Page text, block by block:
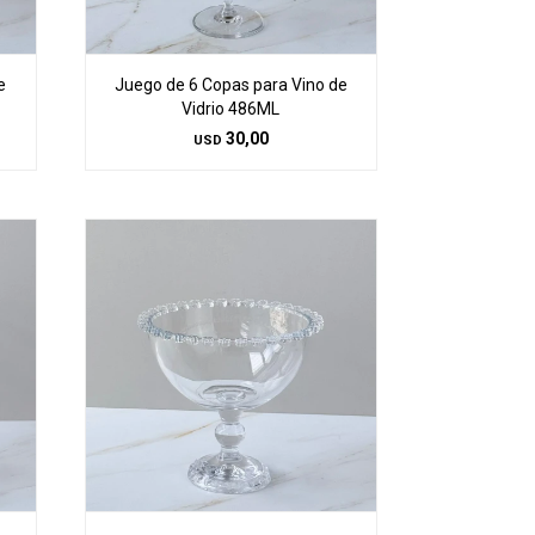
Juego de 6 Copas para Vino de
Vidrio 486ML
USD 30,00